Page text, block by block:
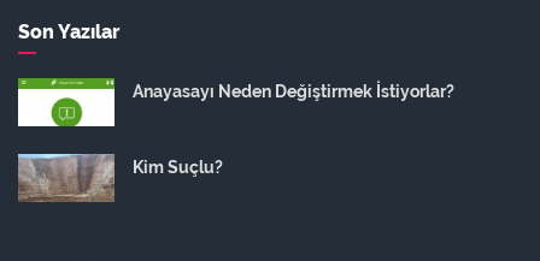
Son Yazılar
Anayasayı Neden Değiştirmek İstiyorlar?
Kim Suçlu?